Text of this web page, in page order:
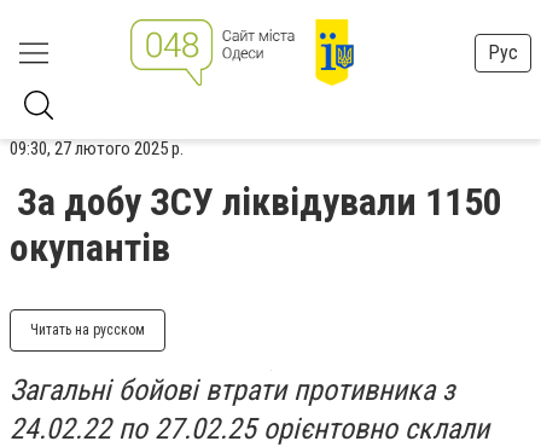
Рус
09:30, 27 лютого 2025 р.
За добу ЗСУ ліквідували 1150
окупантів
Читать на русском
Загальні бойові втрати противника з
24.02.22 по 27.02.25 орієнтовно склали